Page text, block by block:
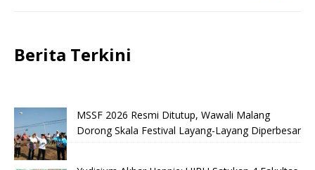
Berita Terkini
MSSF 2026 Resmi Ditutup, Wawali Malang
Dorong Skala Festival Layang-Layang Diperbesar